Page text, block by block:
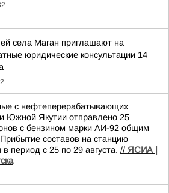
села Маган приглашают на
юридические консультации 14
с нефтеперерабатывающих
Южной Якутии отправлено 25
с бензином марки АИ-92 общим
составов на станцию
период с 25 по 29 августа. // ЯСИА |